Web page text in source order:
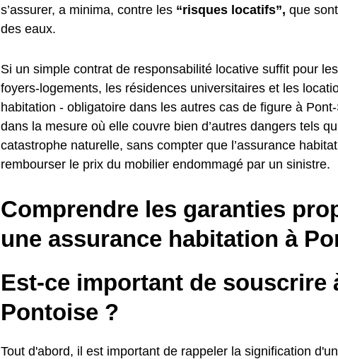
s’assurer, a minima, contre les “risques locatifs”, que
des eaux.
Si un simple contrat de responsabilité locative suffit pour
foyers-logements, les résidences universitaires et les
habitation - obligatoire dans les autres cas de figure à
dans la mesure où elle couvre bien d’autres dangers tels
catastrophe naturelle, sans compter que l’assurance
rembourser le prix du mobilier endommagé par un sinistre.
Comprendre les garanties
une assurance habitation à
Est-ce important de souscrire
Pontoise ?
Tout d'abord, il est important de rappeler la signification